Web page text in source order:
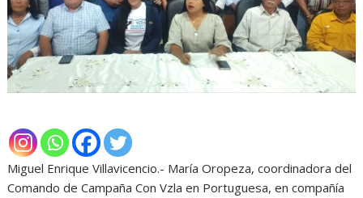
Miguel Enrique Villavicencio.- María Oropeza, coordinadora del
Comando de Campaña Con Vzla en Portuguesa, en compañía